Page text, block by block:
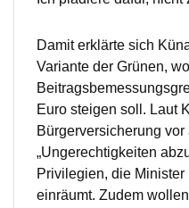
Damit erklärte sich
Variante der Grünen,
Euro steigen soll. Laut
Bürgerversicherung vor
„Ungerechtigkeiten
Privilegien, die
einräumt. Zudem